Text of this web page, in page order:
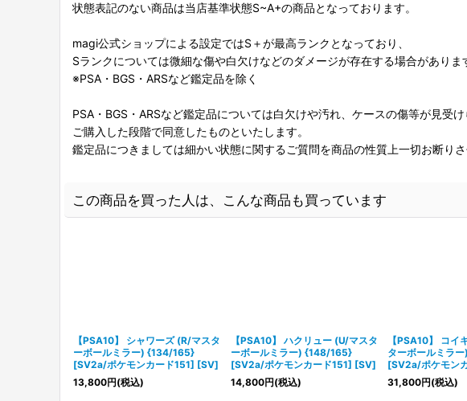
状態表記のない商品は当店基準状態S~A+の商品となっております。
magi公式ショップによる設定ではS＋が最高ランクとなっており、
Sランクについては微細な傷や白欠けなどのダメージが存在する場合がありま
※PSA・BGS・ARSなど鑑定品を除く
PSA・BGS・ARSなど鑑定品については白欠けや汚れ、ケースの傷等が見受け
ご購入した段階で同意したものといたします。
鑑定品につきましては細かい状態に関するご質問を商品の性質上一切お断りさ
この商品を買った人は、こんな商品も買っています
【PSA10】 シャワーズ (R/マスタ
ーボールミラー) {134/165}
[SV2a/ポケモンカード151] [SV]
13,800円(税込)
【PSA10】 ハクリュー (U/マスタ
ーボールミラー) {148/165}
[SV2a/ポケモンカード151] [SV]
14,800円(税込)
【PSA10】 コイ
ターボールミラ
[SV2a/ポケモン
31,800円(税込)